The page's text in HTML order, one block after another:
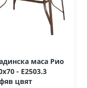
маса Рио
- Ε2503.3
цвят